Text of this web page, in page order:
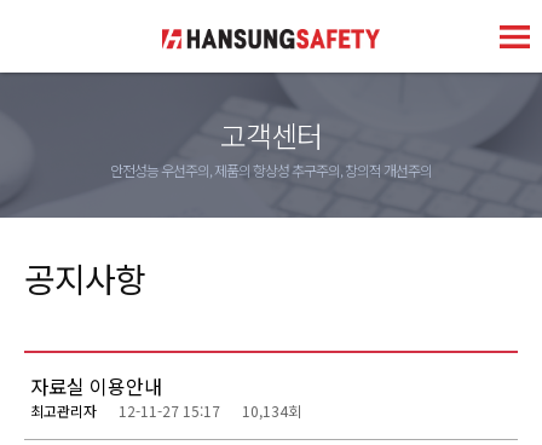
고객센터
안전성능 우선주의, 제품의 항상성 추구주의, 창의적 개선주의
공지사항
자료실 이용안내
최고관리자 12-11-27 15:17 10,134회